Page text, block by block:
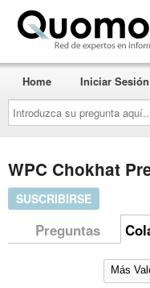
Introduzca
su
pregunta
aquí...
Home Iniciar Sesión
WPC Chokhat
SUSCRIBIRSE
Preguntas